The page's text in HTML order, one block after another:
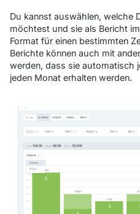
Du kannst auswählen, welche
möchtest und sie als Bericht
Format für einen bestimmten
Berichte können auch mit
werden, dass sie automatisch
jeden Monat erhalten werden.